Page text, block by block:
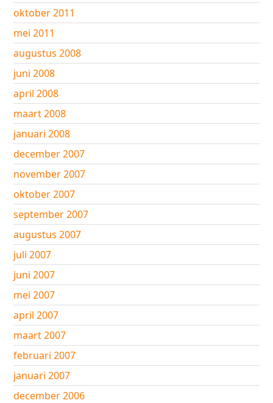
oktober 2011
mei 2011
augustus 2008
juni 2008
april 2008
maart 2008
januari 2008
december 2007
november 2007
oktober 2007
september 2007
augustus 2007
juli 2007
juni 2007
mei 2007
april 2007
maart 2007
februari 2007
januari 2007
december 2006